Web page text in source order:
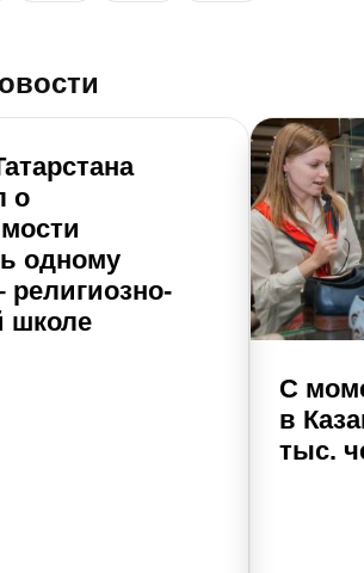
о
одному
религиозно-
школе
С
в
тыс.